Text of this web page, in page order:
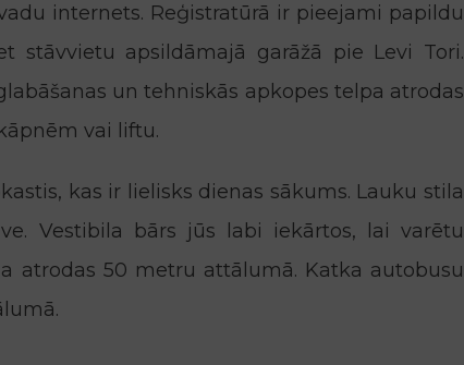
internets. Reģistratūrā ir pieejami papildu
stāvvietu apsildāmajā garāžā pie Levi Tori.
un tehniskās apkopes telpa atrodas
vai liftu.
kas ir lielisks dienas sākums. Lauku stila
Vestibila bārs jūs labi iekārtos, lai varētu
atrodas 50 metru attālumā. Katka autobusu